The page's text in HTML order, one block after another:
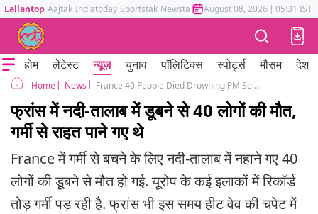
Lallantop Aajtak Indiatoday Sportstak Newstak Mumbai Tak Astrotak
August 08, 2026 | 05:31 IST
होम लेटेस्ट न्यूज़ चुनाव पॉलिटिक्स स्पोर्ट्स मौसम देश
Home News France 40 People Died Drowning PM Sebastien Lecornu Heat Wave In Europe
फ्रांस में नदी-तालाब में डूबने से 40 लोगों की मौत,
गर्मी से राहत पाने गए थे
France में गर्मी से बचने के लिए नदी-तालाब में नहाने गए 40
लोगों की डूबने से मौत हो गई. यूरोप के कई इलाकों में रिकॉर्ड
तोड़ गर्मी पड़ रही है. फ्रांस भी इस समय हीट वेव की चपेट में